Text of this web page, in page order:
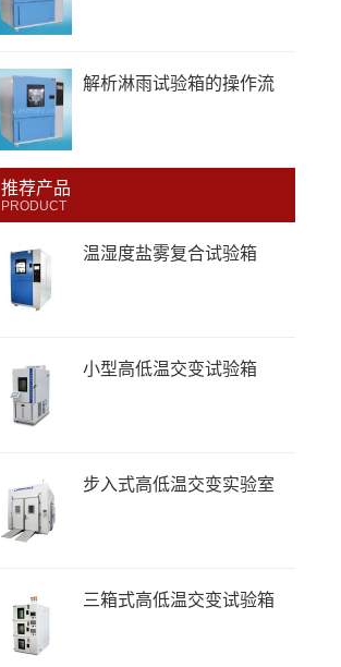
解析淋雨试验箱的操作流
推荐产品
PRODUCT
温湿度盐雾复合试验箱
小型高低温交变试验箱
步入式高低温交变实验室
三箱式高低温交变试验箱